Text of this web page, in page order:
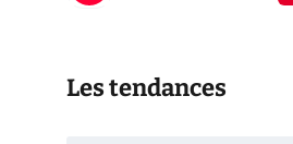
Les tendances